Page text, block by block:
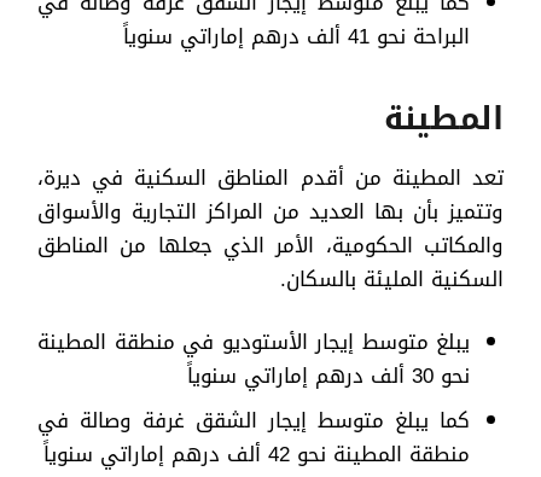
البراحة نحو 41 ألف درهم إماراتي سنوياً
المطينة
تعد المطينة من أقدم المناطق السكنية في ديرة،
وتتميز بأن بها العديد من المراكز التجارية والأسواق
والمكاتب الحكومية، الأمر الذي جعلها من المناطق
السكنية المليئة بالسكان.
يبلغ متوسط إيجار الأستوديو في منطقة المطينة
نحو 30 ألف درهم إماراتي سنوياً
كما يبلغ متوسط إيجار الشقق غرفة وصالة في
منطقة المطينة نحو 42 ألف درهم إماراتي سنوياً